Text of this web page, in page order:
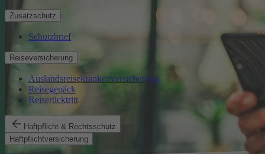
Zusatzschutz
Schutzbrief
Reiseversicherung
Auslandsreisekrankenversicherung
Reisegepäck
Reiserücktritt
Haftpflicht & Rechtsschutz
Haftpflichtversicherung